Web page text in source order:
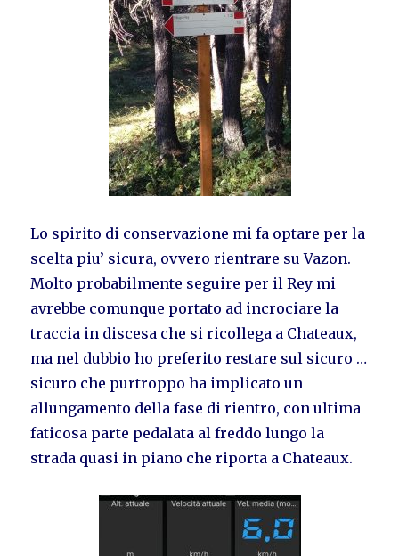
Lo spirito di conservazione mi fa optare per la
scelta piu’ sicura, ovvero rientrare su Vazon.
Molto probabilmente seguire per il Rey mi
avrebbe comunque portato ad incrociare la
traccia in discesa che si ricollega a Chateaux,
ma nel dubbio ho preferito restare sul sicuro …
sicuro che purtroppo ha implicato un
allungamento della fase di rientro, con ultima
faticosa parte pedalata al freddo lungo la
strada quasi in piano che riporta a Chateaux.